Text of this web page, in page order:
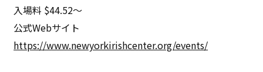
入場料 $44.52～
公式Webサイト
https://www.newyorkirishcenter.org/events/